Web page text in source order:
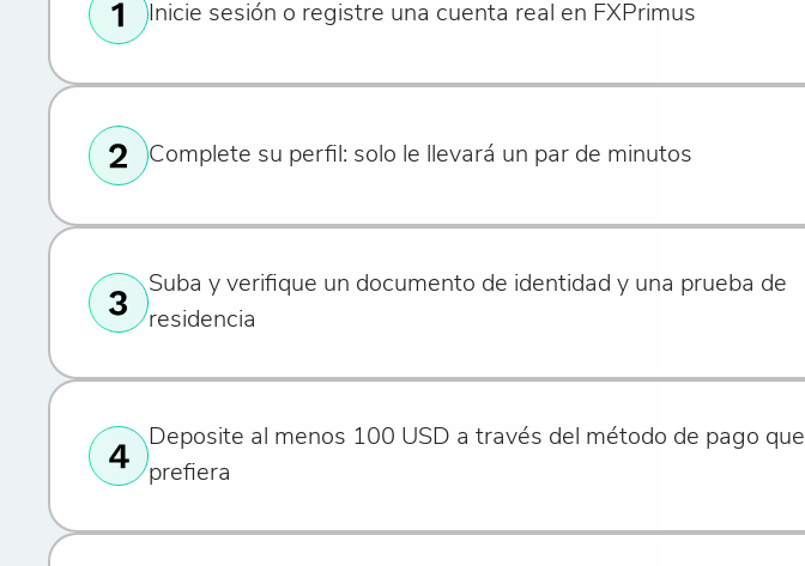
Inicie sesión o registre una cuenta real en FXPrimus
Complete su perfil: solo le llevará un par de minutos
Suba y verifique un documento de identidad y una prueba de
residencia
Deposite al menos 100 USD a través del método de pago que
prefiera